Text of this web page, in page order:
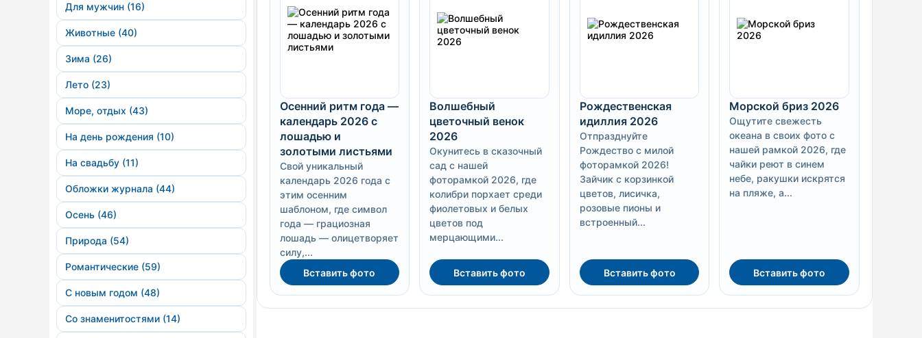
Для мужчин (16)
Животные (40)
Зима (26)
Лето (23)
Море, отдых (43)
На день рождения (10)
На свадьбу (11)
Обложки журнала (44)
Осень (46)
Природа (54)
Романтические (59)
С новым годом (48)
Со знаменитостями (14)
Осенний ритм года —
календарь 2026 с
лошадью и
золотыми листьями
Свой уникальный
календарь 2026 года с
этим осенним
шаблоном, где символ
года — грациозная
лошадь — олицетворяет
силу,...
Вставить фото
Волшебный
цветочный венок
2026
Окунитесь в сказочный
сад с нашей
фоторамкой 2026, где
колибри порхает среди
фиолетовых и белых
цветов под
мерцающими...
Вставить фото
Рождественская
идиллия 2026
Отпразднуйте
Рождество с милой
фоторамкой 2026!
Зайчик с корзинкой
цветов, лисичка,
розовые пионы и
встроенный...
Вставить фото
Морской бриз 2026
Ощутите свежесть
океана в своих фото с
нашей рамкой 2026, где
чайки реют в синем
небе, ракушки искрятся
на пляже, а...
Вставить фото